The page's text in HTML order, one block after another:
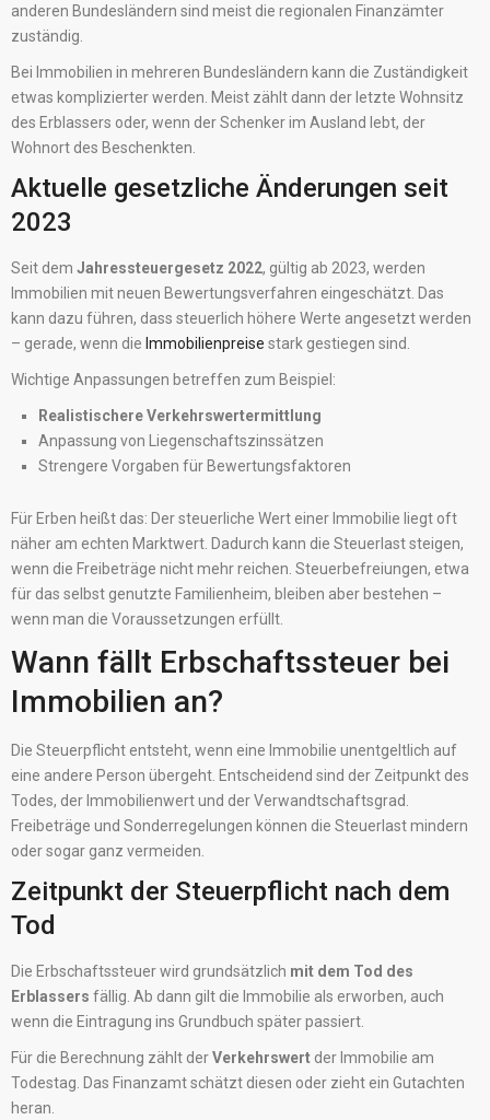
anderen Bundesländern sind meist die regionalen Finanzämter
zuständig.
Bei Immobilien in mehreren Bundesländern kann die Zuständigkeit
etwas komplizierter werden. Meist zählt dann der letzte Wohnsitz
des Erblassers oder, wenn der Schenker im Ausland lebt, der
Wohnort des Beschenkten.
Aktuelle gesetzliche Änderungen seit
2023
Seit dem Jahressteuergesetz 2022, gültig ab 2023, werden
Immobilien mit neuen Bewertungsverfahren eingeschätzt. Das
kann dazu führen, dass steuerlich höhere Werte angesetzt werden
– gerade, wenn die Immobilienpreise stark gestiegen sind.
Wichtige Anpassungen betreffen zum Beispiel:
Realistischere Verkehrswertermittlung
Anpassung von Liegenschaftszinssätzen
Strengere Vorgaben für Bewertungsfaktoren
Für Erben heißt das: Der steuerliche Wert einer Immobilie liegt oft
näher am echten Marktwert. Dadurch kann die Steuerlast steigen,
wenn die Freibeträge nicht mehr reichen. Steuerbefreiungen, etwa
für das selbst genutzte Familienheim, bleiben aber bestehen –
wenn man die Voraussetzungen erfüllt.
Wann fällt Erbschaftssteuer bei
Immobilien an?
Die Steuerpflicht entsteht, wenn eine Immobilie unentgeltlich auf
eine andere Person übergeht. Entscheidend sind der Zeitpunkt des
Todes, der Immobilienwert und der Verwandtschaftsgrad.
Freibeträge und Sonderregelungen können die Steuerlast mindern
oder sogar ganz vermeiden.
Zeitpunkt der Steuerpflicht nach dem
Tod
Die Erbschaftssteuer wird grundsätzlich mit dem Tod des
Erblassers fällig. Ab dann gilt die Immobilie als erworben, auch
wenn die Eintragung ins Grundbuch später passiert.
Für die Berechnung zählt derVerkehrswert der Immobilie am
Todestag. Das Finanzamt schätzt diesen oder zieht ein Gutachten
heran.